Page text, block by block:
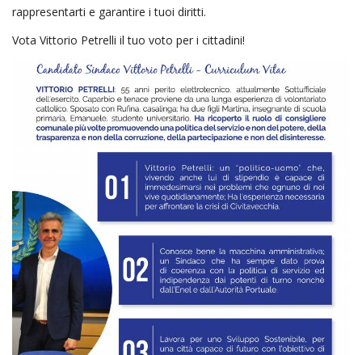
rappresentarti e garantire i tuoi diritti.
Vota Vittorio Petrelli il tuo voto per i cittadini!